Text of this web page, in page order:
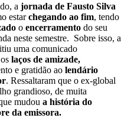
a jornada de Fausto Silva
estarchegando ao fim, tendo
o encerramento do seu
neste semestre. Sobre isso, a
uma comunicado
laços de amizade,
e gratidão ao lendário
. Ressaltaram que o ex-global
grandioso, de muita
mudou a história do
da emissora.